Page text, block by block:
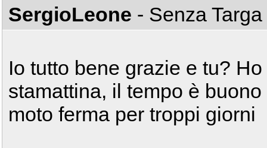
SergioLeone - Senza Targa
Io tutto bene grazie e tu?
stamattina, il tempo è
moto ferma per troppi giorni